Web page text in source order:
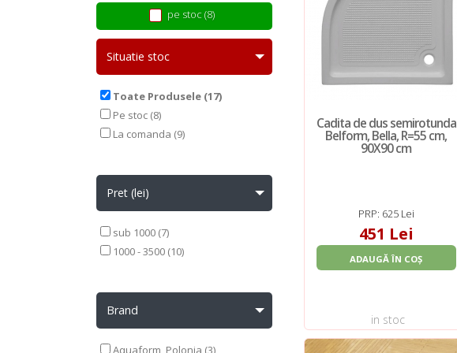
pe stoc (8)
Situatie stoc
Toate Produsele (17)
Pe stoc (8)
La comanda (9)
Pret (lei)
sub 1000 (7)
1000 - 3500 (10)
Brand
Aquaform, Polonia (3)
Cadita de dus semirotunda
Belform, Bella, R=55 cm,
90X90 cm
PRP: 625 Lei
451 Lei
ADAUGĂ ÎN COȘ
in stoc